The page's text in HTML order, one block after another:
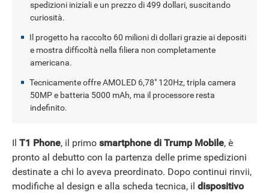
spedizioni iniziali e un prezzo di 499 dollari, suscitando
curiosità.
Il progetto ha raccolto 60 milioni di dollari grazie ai depositi
e mostra difficoltà nella filiera non completamente
americana.
Tecnicamente offre AMOLED 6,78" 120Hz, tripla camera
50MP e batteria 5000 mAh, ma il processore resta
indefinito.
Il T1 Phone, il primo smartphone di Trump Mobile, è
pronto al debutto con la partenza delle prime spedizioni
destinate a chi lo aveva preordinato. Dopo continui rinvii,
modifiche al design e alla scheda tecnica, il dispositivo